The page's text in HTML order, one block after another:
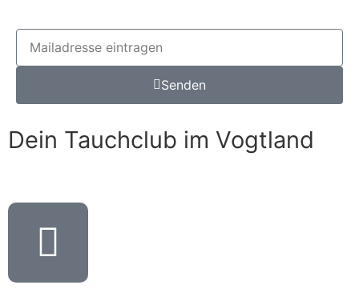
Senden
Dein Tauchclub im Vogtland